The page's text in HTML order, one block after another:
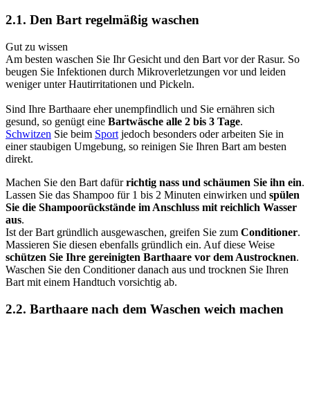
2.1. Den Bart regelmäßig waschen
Gut zu wissen
Am besten waschen Sie Ihr Gesicht und den Bart vor der Rasur. So
beugen Sie Infektionen durch Mikroverletzungen vor und leiden
weniger unter Hautirritationen und Pickeln.
Sind Ihre Barthaare eher unempfindlich und Sie ernähren sich
gesund, so genügt eine Bartwäsche alle 2 bis 3 Tage.
Schwitzen Sie beim Sport jedoch besonders oder arbeiten Sie in
einer staubigen Umgebung, so reinigen Sie Ihren Bart am besten
direkt.
Machen Sie den Bart dafürrichtig nass und schäumen Sie ihn ein.
Lassen Sie das Shampoo für 1 bis 2 Minuten einwirken und spülen
Sie die Shampoorückstände im Anschluss mit reichlich Wasser
aus.
Ist der Bart gründlich ausgewaschen, greifen Sie zum Conditioner.
Massieren Sie diesen ebenfalls gründlich ein. Auf diese Weise
schützen Sie Ihre gereinigten Barthaare vor dem Austrocknen.
Waschen Sie den Conditioner danach aus und trocknen Sie Ihren
Bart mit einem Handtuch vorsichtig ab.
2.2. Barthaare nach dem Waschen weich machen